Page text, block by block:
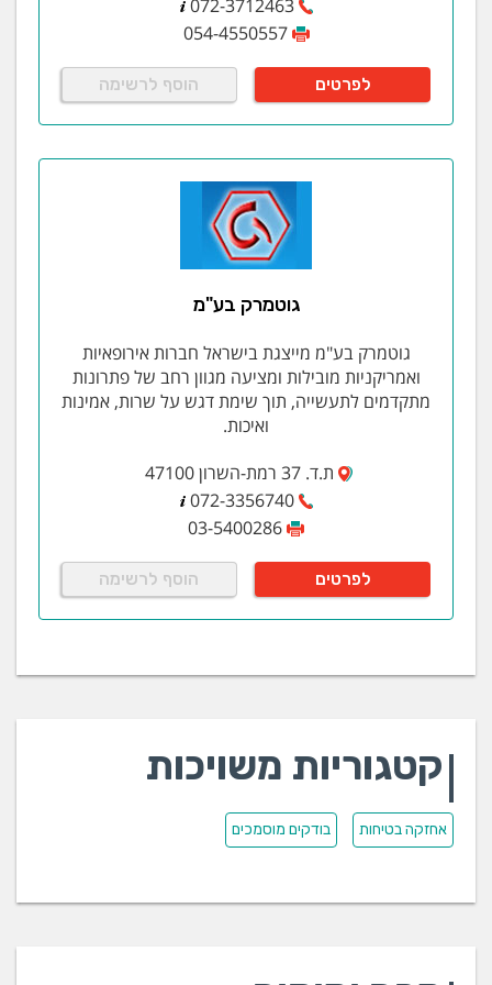
072-3712463
054-4550557
לפרטים הוסף לרשימה
גוטמרק בע"מ
גוטמרק בע"מ מייצגת בישראל חברות אירופאיות
ואמריקניות מובילות ומציעה מגוון רחב של פתרונות
מתקדמים לתעשייה, תוך שימת דגש על שרות, אמינות
ואיכות.
ת.ד. 37 רמת-השרון 47100
072-3356740
03-5400286
לפרטים הוסף לרשימה
קטגוריות משויכות
אחזקה בטיחות בודקים מוסמכים